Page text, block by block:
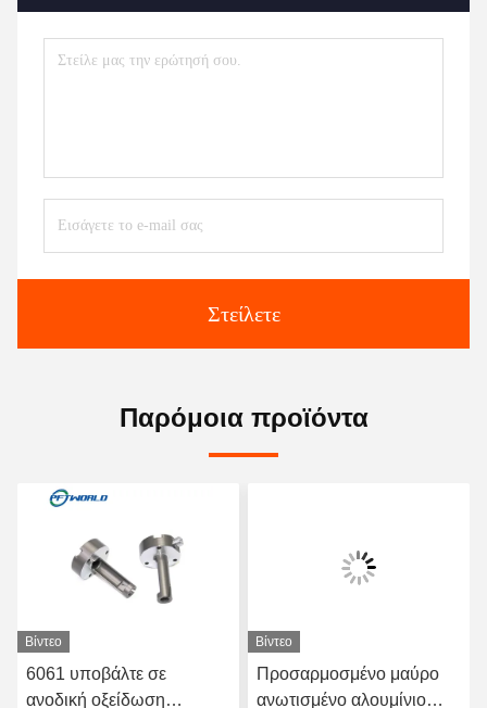
Στείλετε
Παρόμοια προϊόντα
Βίντεο
6061 υποβάλτε σε
ανοδική οξείδωση
Βίντεο
Προσαρμοσμένο μαύρο
ανωτισμένο αλουμίνιο